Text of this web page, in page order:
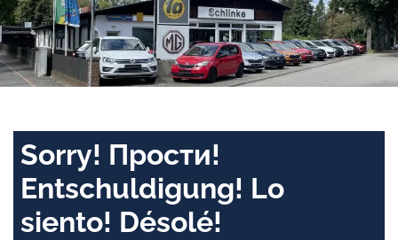
Sorry! Прости!
Entschuldigung! Lo
siento! Désolé!